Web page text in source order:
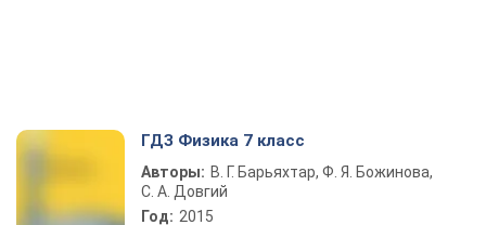
ГДЗ Физика 7 класс
Авторы: В. Г. Барьяхтар, Ф. Я. Божинова,
С. А. Довгий
Год: 2015